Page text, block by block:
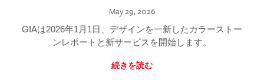
May 29, 2026
GIAは2026年1月1日、デザインを一新したカラーストー
ンレポートと新サービスを開始します。
続きを読む